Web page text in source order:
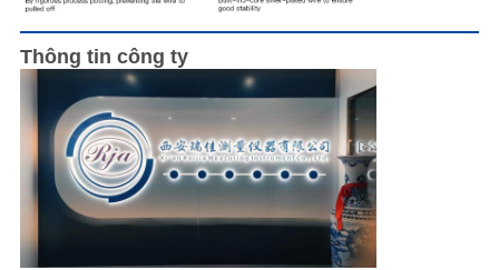
Thông tin công ty